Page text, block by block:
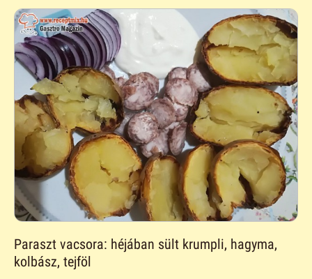
Paraszt vacsora: héjában sült krumpli, hagyma,
kolbász, tejföl